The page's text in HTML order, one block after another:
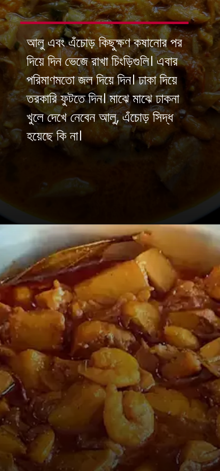
আলু এবং এঁচোড় কিছুক্ষণ কষানোর পর
দিয়ে দিন ভেজে রাখা চিংড়িগুলি। এবার
পরিমাণমতো জল দিয়ে দিন। ঢাকা দিয়ে
তরকারি ফুটতে দিন। মাঝে মাঝে ঢাকনা
খুলে দেখে নেবেন আলু, এঁচোড় সিদ্ধ
হয়েছে কি না।